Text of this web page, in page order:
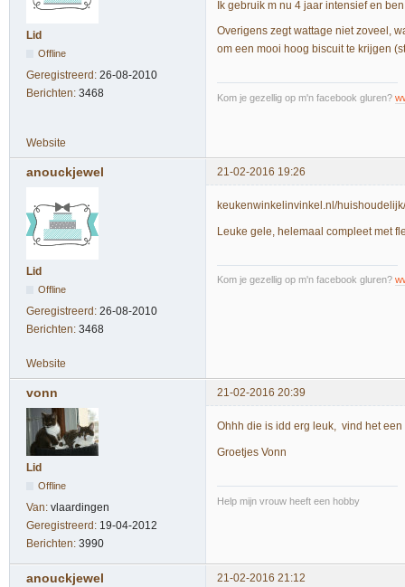
Lid
Offline
Geregistreerd: 26-08-2010
Berichten: 3468
Ik gebruik m nu 4 jaar intensief en
Overigens zegt wattage niet zoveel,
om een mooi hoog biscuit te krijgen
Kom je gezellig op m'n facebook gluren?
Website
anouckjewel 21-02-2016 19:26
Lid
Offline
Geregistreerd: 26-08-2010
Berichten: 3468
keukenwinkelinvinkel.nl/
Leuke gele, helemaal compleet met
Kom je gezellig op m'n facebook gluren?
Website
vonn 21-02-2016 20:39
Lid
Offline
Van: vlaardingen
Geregistreerd: 19-04-2012
Berichten: 3990
Ohhh die is idd erg leuk, vind het
Groetjes Vonn
Help mijn vrouw heeft een hobby
anouckjewel 21-02-2016 21:12